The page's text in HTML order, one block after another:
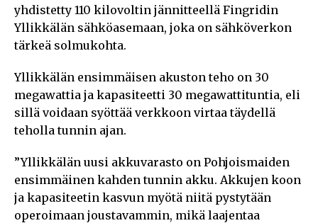
yhdistetty 110 kilovoltin jännitteellä Fingridin
Yllikkälän sähköasemaan, joka on sähköverkon
tärkeä solmukohta.
Yllikkälän ensimmäisen akuston teho on 30
megawattia ja kapasiteetti 30 megawattituntia, eli
sillä voidaan syöttää verkkoon virtaa täydellä
teholla tunnin ajan.
”Yllikkälän uusi akkuvarasto on Pohjoismaiden
ensimmäinen kahden tunnin akku. Akkujen koon
ja kapasiteetin kasvun myötä niitä pystytään
operoimaan joustavammin, mikä laajentaa